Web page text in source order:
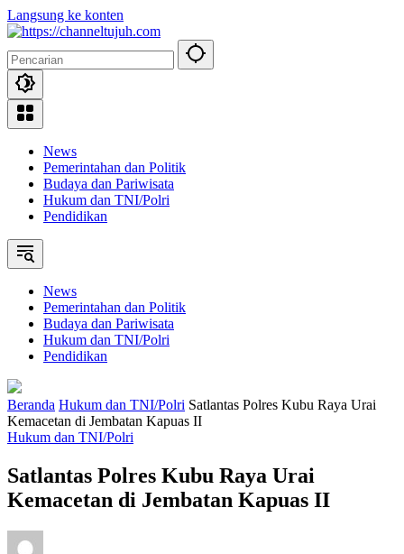
Langsung ke konten
News
Pemerintahan dan Politik
Budaya dan Pariwisata
Hukum dan TNI/Polri
Pendidikan
News
Pemerintahan dan Politik
Budaya dan Pariwisata
Hukum dan TNI/Polri
Pendidikan
Beranda Hukum dan TNI/Polri Satlantas Polres Kubu Raya Urai
Kemacetan di Jembatan Kapuas II
Hukum dan TNI/Polri
Satlantas Polres Kubu Raya Urai
Kemacetan di Jembatan Kapuas II